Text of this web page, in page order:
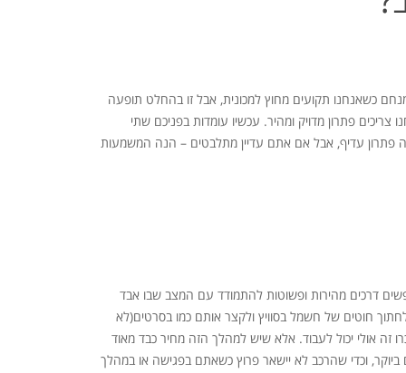
כשאנחנו תקועים מחוץ למכונית, אבל זו בהחלט תופעה
צריכים פתרון מדויק ומהיר. עכשיו עומדות בפניכם שתי
פתרון עדיף, אבל אם אתם עדיין מתלבטים – הנה המשמעות
דרכים מהירות ופשוטות להתמודד עם המצב שבו אבד
חוטים של חשמל בסוויץ ולקצר אותם כמו בסרטים(לא
אולי יכול לעבוד. אלא שיש למהלך הזה מחיר כבד מאוד
וכדי שהרכב לא יישאר פרוץ כשאתם בפגישה או במהלך